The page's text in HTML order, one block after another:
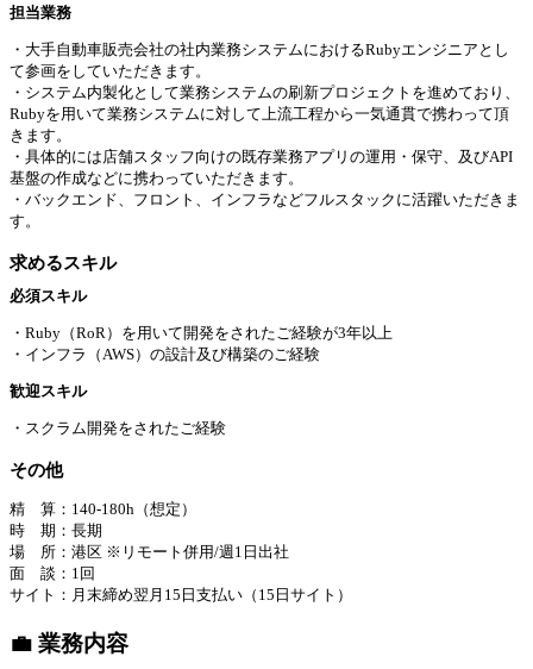
担当業務
・大手自動車販売会社の社内業務システムにおけるRubyエンジニアとし
て参画をしていただきます。
・システム内製化として業務システムの刷新プロジェクトを進めており、
Rubyを用いて業務システムに対して上流工程から一気通貫で携わって頂
きます。
・具体的には店舗スタッフ向けの既存業務アプリの運用・保守、及びAPI
基盤の作成などに携わっていただきます。
・バックエンド、フロント、インフラなどフルスタックに活躍いただきま
す。
求めるスキル
必須スキル
・Ruby（RoR）を用いて開発をされたご経験が3年以上
・インフラ（AWS）の設計及び構築のご経験
歓迎スキル
・スクラム開発をされたご経験
その他
精 算：140-180h（想定）
時 期：長期
場 所：港区 ※リモート併用/週1日出社
面 談：1回
サイト：月末締め翌月15日支払い（15日サイト）
💼 業務内容